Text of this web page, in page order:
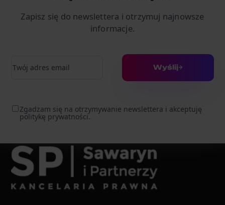
Zapisz się do newslettera i otrzymuj najnowsze
informacje.
Wyślij
Zgadzam się na otrzymywanie newslettera i akceptuję
politykę prywatności.